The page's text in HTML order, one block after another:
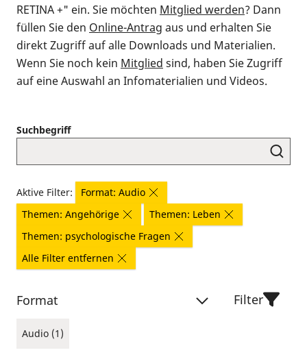
RETINA +" ein. Sie möchten Mitglied werden? Dann
füllen Sie den Online-Antrag aus und erhalten Sie
direkt Zugriff auf alle Downloads und Materialien.
Wenn Sie noch kein Mitglied sind, haben Sie Zugriff
auf eine Auswahl an Infomaterialien und Videos.
Suchbegriff
Aktive Filter:
Format: Audio
Themen: Angehörige
Themen: Leben
Themen: psychologische Fragen
Alle Filter entfernen
Format
Audio (1)
Filter